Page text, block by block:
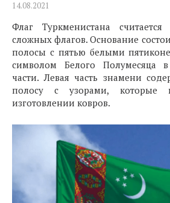
14.08.2021
Флаг Туркменистана
сложных флагов. Основание
полосы с пятью белыми
символом Белого Полумесяца
части. Левая часть знамени
полосу с узорами, которые
изготовлении ковров.